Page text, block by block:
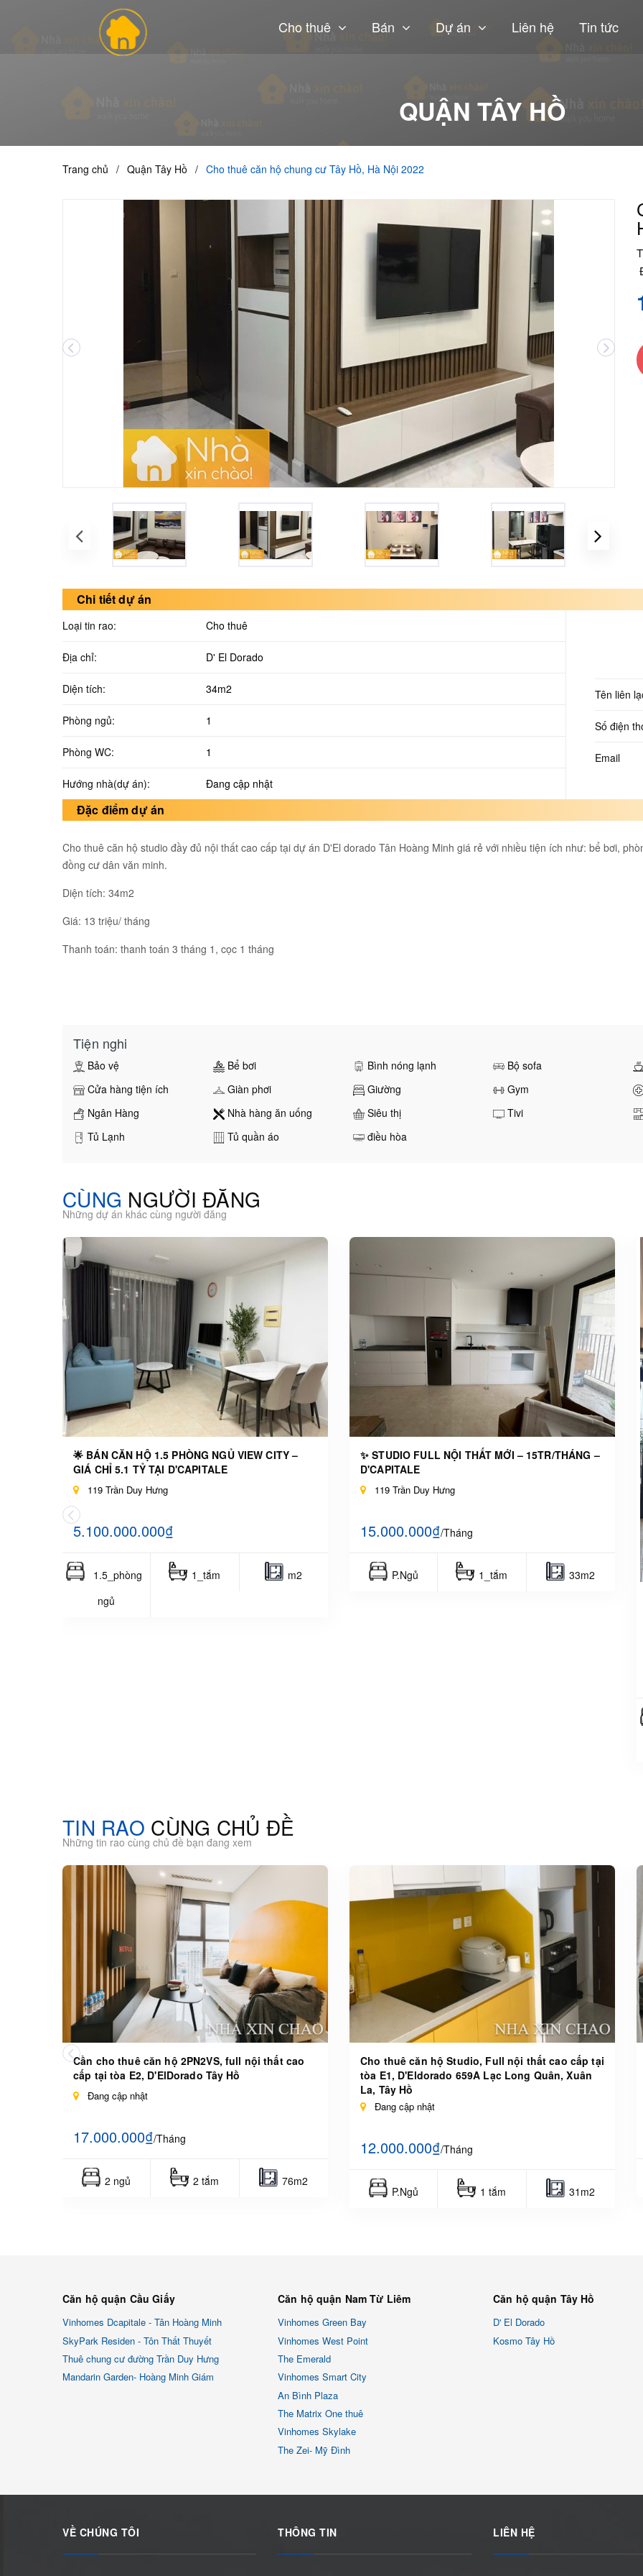
Cho thuê Bán Dự án Liên hệ Tin tức
QUẬN TÂY HỒ
Trang chủ / Quận Tây Hồ / Cho thuê căn hộ chung cư Tây Hồ, Hà Nội 2022
Chi tiết dự án
Loại tin rao: Cho thuê
Địa chỉ: D' El Dorado
Diện tích: 34m2
Phòng ngủ: 1
Phòng WC: 1
Hướng nhà(dự án): Đang cập nhật
Tên liên
Số điện
Email
Đặc điểm dự án
Cho thuê căn hộ studio đầy đủ nội thất cao cấp tại dự án D'El dorado Tân Hoàng Minh giá rẻ với nhiều tiện ích như: bể bơi,
đồng cư dân văn minh.
Diện tích: 34m2
Giá: 13 triệu/ tháng
Thanh toán: thanh toán 3 tháng 1, cọc 1 tháng
Tiện nghi
Bảo vệ Bể bơi Bình nóng lạnh Bộ sofa
Cửa hàng tiện ích
Giàn phơi Giường Gym
Ngân Hàng
Nhà hàng ăn uống Siêu thị Tivi
Tủ Lạnh
Tủ quần áo điều hòa
CÙNG NGƯỜI ĐĂNG
Những dự án khác cùng người đăng
🌟 BÁN CĂN HỘ 1.5 PHÒNG NGỦ VIEW CITY –
GIÁ CHỈ 5.1 TỶ TẠI D'CAPITALE
119 Trần Duy Hưng
5.100.000.000₫
1.5_phòng
ngủ
1_tắm m2
✨ STUDIO FULL NỘI THẤT MỚI – 15TR/THÁNG –
D'CAPITALE
119 Trần Duy Hưng
15.000.000₫/Tháng
P.Ngủ 1_tắm
33m2
TIN RAO CÙNG CHỦ ĐỀ
Những tin rao cùng chủ đề bạn đang xem
Cần cho thuê căn hộ 2PN2VS, full nội thất cao
cấp tại tòa E2, D'ElDorado Tây Hồ
Đang cập nhật
17.000.000₫/Tháng
2 ngủ 2 tắm 76m2
Cho thuê căn hộ Studio, Full nội thất cao cấp tại
tòa E1, D'Eldorado 659A Lạc Long Quân, Xuân
La, Tây Hồ
Đang cập nhật
12.000.000₫/Tháng
P.Ngủ 1 tắm 31m2
Căn hộ quận Cầu Giấy
Vinhomes Dcapitale - Tân Hoàng Minh
SkyPark Residen - Tôn Thất Thuyết
Thuê chung cư đường Trần Duy Hưng
Mandarin Garden- Hoàng Minh Giám
Căn hộ quận Nam Từ Liêm
Vinhomes Green Bay
Vinhomes West Point
The Emerald
Vinhomes Smart City
An Bình Plaza
The Matrix One thuê
Vinhomes Skylake
The Zei- Mỹ Đình
Căn hộ quận Tây Hồ
D' El Dorado
Kosmo Tây Hồ
VỀ CHÚNG TÔI THÔNG TIN LIÊN HỆ